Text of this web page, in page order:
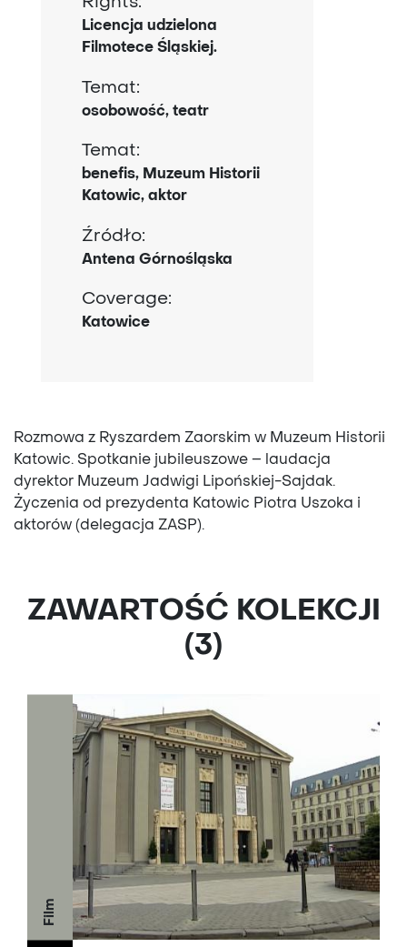
Rozmowa z Ryszardem Zaorskim w Muzeum Historii
Katowic. Spotkanie jubileuszowe – laudacja
dyrektor Muzeum Jadwigi Lipońskiej-Sajdak.
Życzenia od prezydenta Katowic Piotra Uszoka i
aktorów (delegacja ZASP).
ZAWARTOŚĆ KOLEKCJI
(3)
Film
Licencja udzielona
Filmotece Śląskiej.
Temat:
osobowość, teatr
Temat:
benefis, Muzeum Historii
Katowic, aktor
Źródło:
Antena Górnośląska
Coverage:
Katowice